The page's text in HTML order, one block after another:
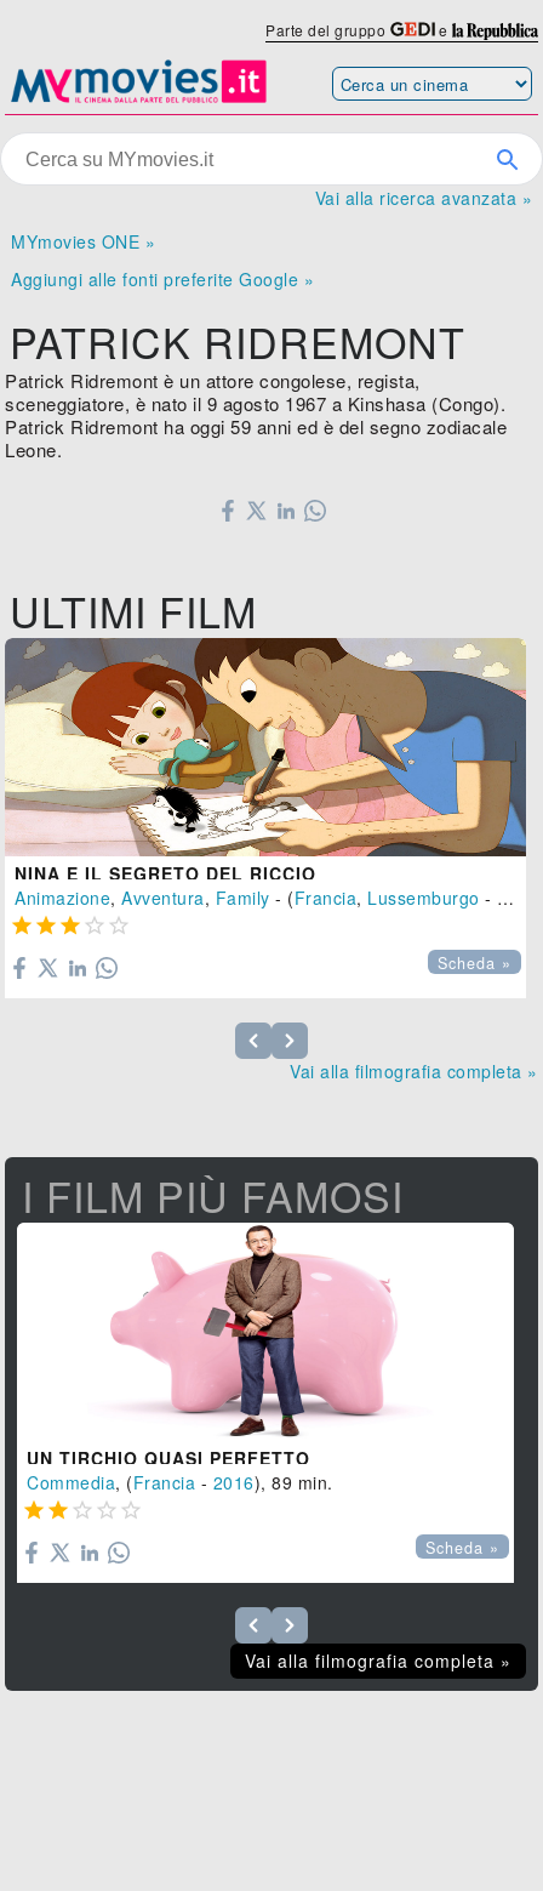
Parte del gruppo e
Vai alla ricerca avanzata »
MYmovies ONE »
Aggiungi alle fonti preferite Google »
PATRICK RIDREMONT
Patrick Ridremont è un attore congolese, regista,
sceneggiatore, è nato il 9 agosto 1967 a Kinshasa (Congo).
Patrick Ridremont ha oggi 59 anni ed è del segno zodiacale
Leone.
ULTIMI FILM
NINA E IL SEGRETO DEL RICCIO
Animazione,Avventura, Family - (Francia, Lussemburgo - 2023
    
Scheda »
Vai alla filmografia completa »
I FILM PIÙ FAMOSI
UN TIRCHIO QUASI PERFETTO
Commedia, (Francia - 2016), 89 min.
    
Scheda »
Vai alla filmografia completa »